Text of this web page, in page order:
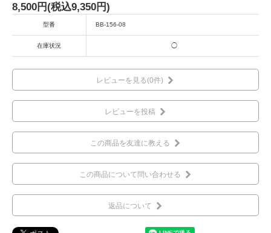
8,500円(税込9,350円)
型番 BB-156-08
在庫状況 ◯
レビューを見る(0件)
レビューを投稿
この商品を友達に教える
この商品について問い合わせる
返品について